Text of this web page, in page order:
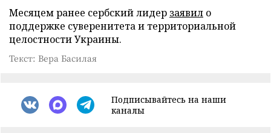
Месяцем ранее сербский лидер заявил о
поддержке суверенитета и территориальной
целостности Украины.
Текст: Вера Басилая
Подписывайтесь на наши
каналы